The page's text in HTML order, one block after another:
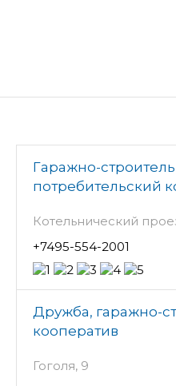
Гаражно-
потребительский
Котельнический
+7495-554-2001
Дружба, гаражно-
кооператив
Гоголя, 9